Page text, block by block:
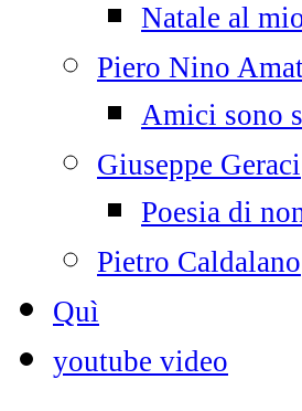
Natale al
Piero Nino
Amici sono
Giuseppe Geraci
Poesia di
Pietro Caldalano
Quì
youtube video